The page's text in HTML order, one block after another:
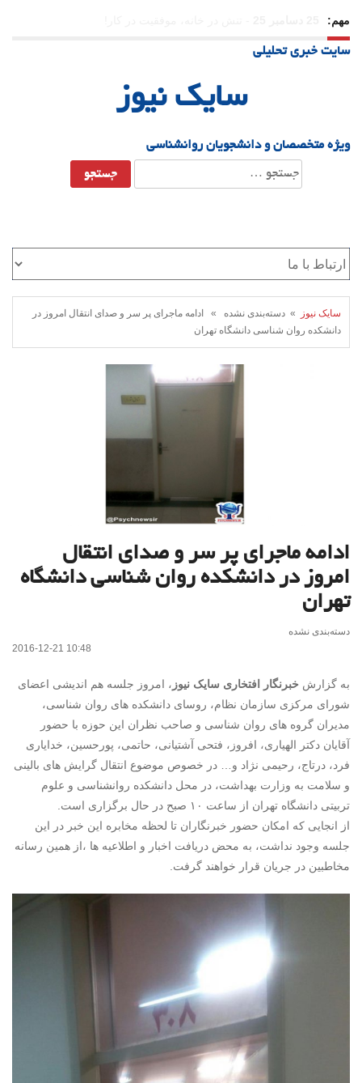
مهم:
21 دسامبر 25
سایت خبری تحلیلی
سایک نیوز
ویژه متخصصان و دانشجویان روانشناسی
جستجو
برای:
سایک نیوز
» دسته‌بندی نشده » ادامه ماجرای پر سر و صدای انتقال امروز در
دانشکده روان شناسی دانشگاه تهران
ادامه ماجرای پر سر و صدای انتقال
امروز در دانشکده روان شناسی دانشگاه
تهران
دسته‌بندی نشده
2016-12-21 10:48
به گزارش خبرنگار افتخاری سایک نیوز ، امروز جلسه هم اندیشی اعضای
شورای مرکزی سازمان نظام، روسای دانشکده های روان شناسی،
مدیران گروه های روان شناسی و صاحب نظران این حوزه با حضور
آقایان دکتر الهیاری، افروز، فتحی آشتیانی، حاتمی، پورحسین، خدایاری
فرد، درتاج، رحیمی نژاد و… در خصوص موضوع انتقال گرایش های بالینی
و سلامت به وزارت بهداشت، در محل دانشکده روانشناسی و علوم
تربیتی دانشگاه تهران از ساعت ۱۰ صبح در حال برگزاری است.
از انجایی که امکان حضور خبرنگاران تا لحظه مخابره این خبر در این
جلسه وجود نداشت، به محض دریافت اخبار و اطلاعیه ها ،از همین رسانه
مخاطبین در جریان قرار خواهند گرفت.